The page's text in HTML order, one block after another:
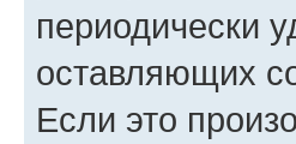
периодически
оставляющих
Если это